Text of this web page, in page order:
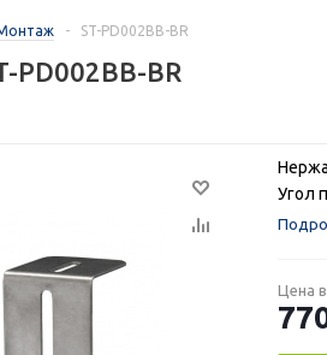
- ST-PD002BB-BR
PD002BB-BR
Угол
Цена